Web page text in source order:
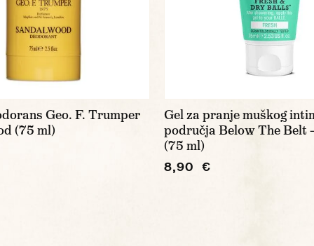
Geo. F. Trumper
(75 ml)
Gel za pranje muškog
područja Below The Belt
(75 ml)
8,90 €